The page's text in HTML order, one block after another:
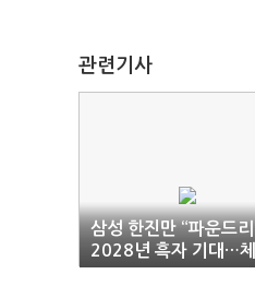
관련기사
삼성 한진만 “파운드리
2028년 흑자 기대…체
질 개선 총력”